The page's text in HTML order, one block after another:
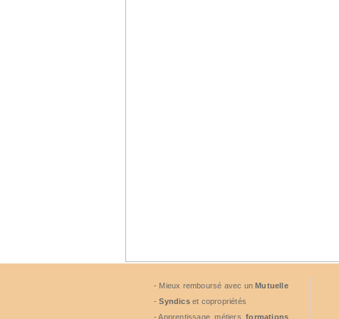
- Mieux remboursé avec unMutuelle
-Syndicset copropriétés
- Apprentissage, métiers,formations